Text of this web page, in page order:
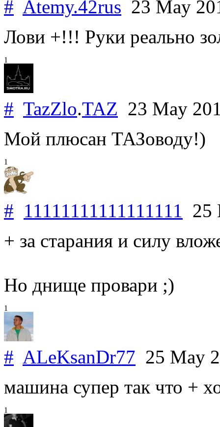
# Atemy.42rus 23 May
Лови +!!! Руки реально
1
# TazZlo.TAZ 23 May
Мой плюсан ТАЗоводу!)
1
# 11111111111111111 25
+ за старания и силу
Но днище провари ;)
1
# ALeKsanDr77 25 May
машина супер так что +
1